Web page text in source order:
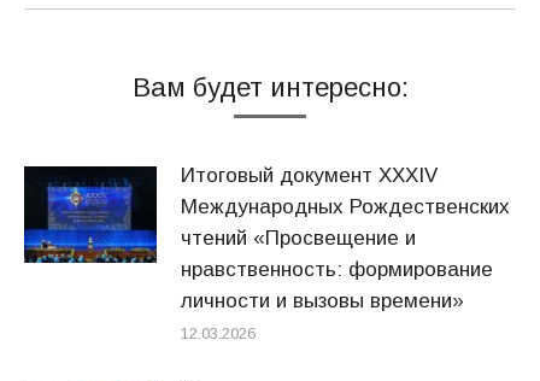
Вам будет интересно:
Итоговый документ XXХIV
Международных Рождественских
чтений «Просвещение и
нравственность: формирование
личности и вызовы времени»
12.03.2026